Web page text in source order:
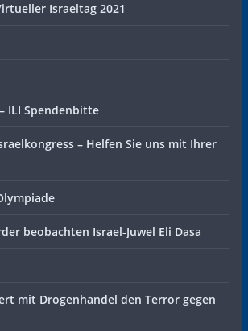
Israeltag 2021
ILI Spendenbitte
– Helfen Sie uns mit Ihrer
beobachten Israel-Juwel Eli Dasa
mit Drogenhandel den Terror gegen